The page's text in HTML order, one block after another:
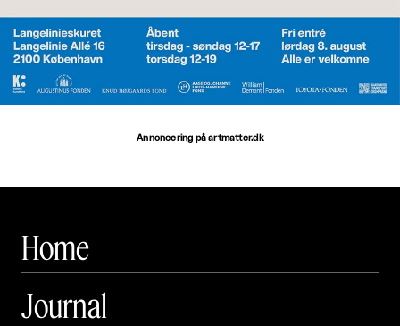
Annoncering på artmatter.dk
Home
Journal